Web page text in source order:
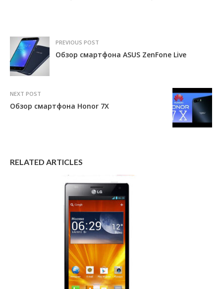
PREVIOUS POST
Обзор смартфона ASUS ZenFone Live
NEXT POST
Обзор смартфона Honor 7X
RELATED ARTICLES